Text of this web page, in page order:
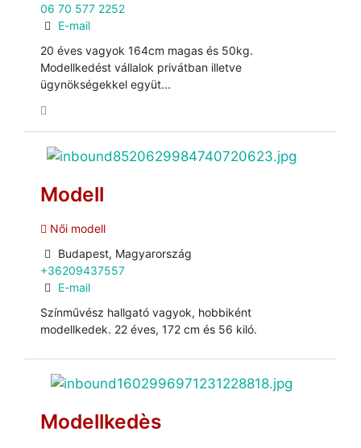
06 70 577 2252
E-mail
20 éves vagyok 164cm magas és 50kg.
Modellkedést vállalok privátban illetve
ügynökségekkel együt...
Modell
Női modell
Budapest, Magyarország
+36209437557
E-mail
Színművész hallgató vagyok, hobbiként
modellkedek. 22 éves, 172 cm és 56 kiló.
Modellkedès